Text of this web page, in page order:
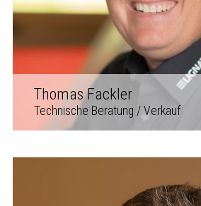
Thomas Fackler
Technische Beratung / Verkauf